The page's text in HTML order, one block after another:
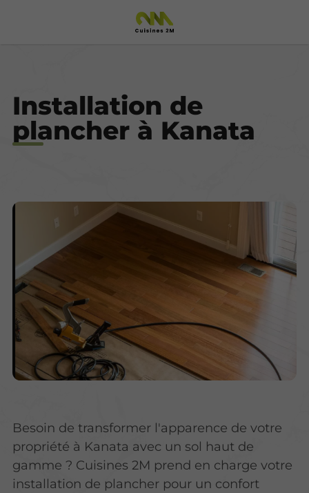
Installation de
plancher à Kanata
Besoin de transformer l'apparence de votre
propriété à Kanata avec un sol haut de
gamme ? Cuisines 2M prend en charge votre
installation de plancher pour un confort